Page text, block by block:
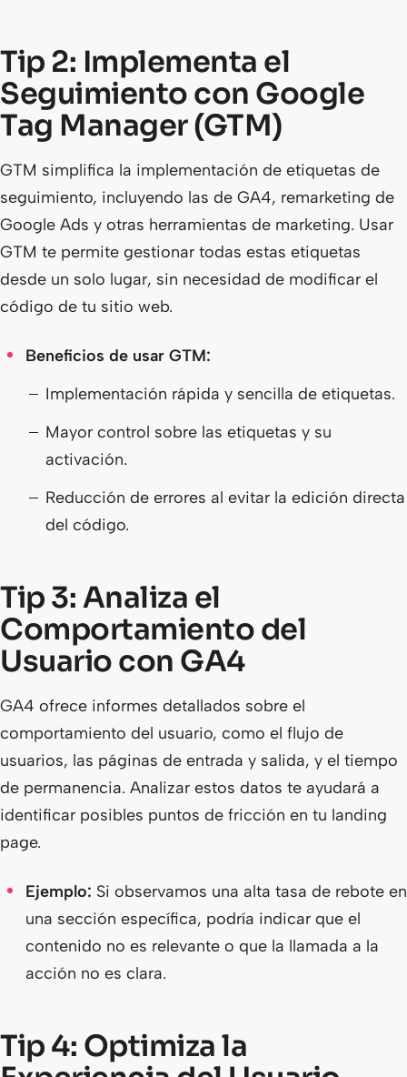
Tip 2: Implementa el
Seguimiento con Google
Tag Manager (GTM)
GTM simplifica la implementación de etiquetas de
seguimiento, incluyendo las de GA4, remarketing de
Google Ads y otras herramientas de marketing. Usar
GTM te permite gestionar todas estas etiquetas
desde un solo lugar, sin necesidad de modificar el
código de tu sitio web.
Beneficios de usar GTM:
Implementación rápida y sencilla de etiquetas.
Mayor control sobre las etiquetas y su
activación.
Reducción de errores al evitar la edición directa
del código.
Tip 3: Analiza el
Comportamiento del
Usuario con GA4
GA4 ofrece informes detallados sobre el
comportamiento del usuario, como el flujo de
usuarios, las páginas de entrada y salida, y el tiempo
de permanencia. Analizar estos datos te ayudará a
identificar posibles puntos de fricción en tu landing
page.
Ejemplo: Si observamos una alta tasa de rebote en
una sección específica, podría indicar que el
contenido no es relevante o que la llamada a la
acción no es clara.
Tip 4: Optimiza la